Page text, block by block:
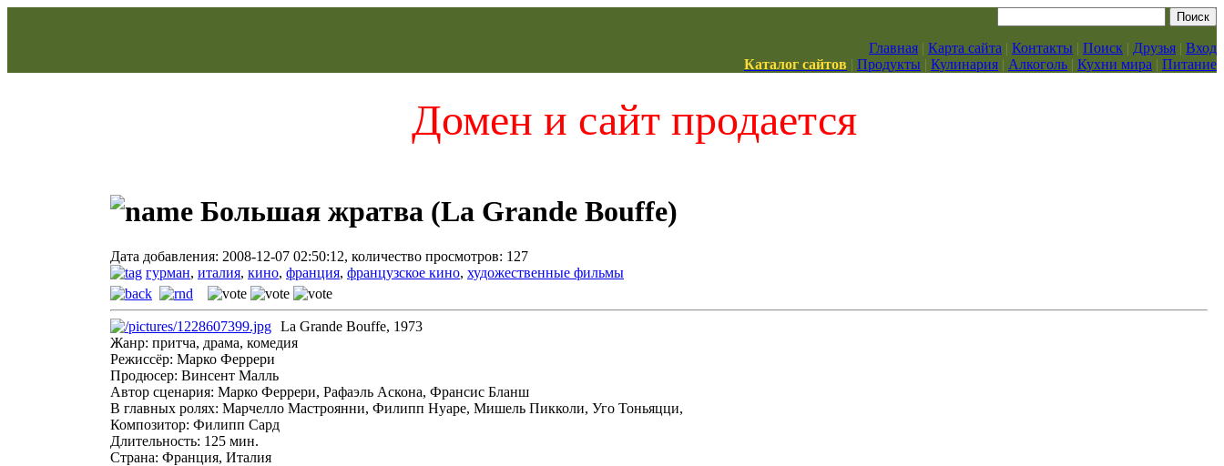
Главная | Карта сайта | Контакты | Поиск | Друзья | Вход
Каталог сайтов | Продукты | Кулинария | Алкоголь | Кухни мира | Питание
Домен и сайт продается
Большая жратва (La Grande Bouffe)
Дата добавления: 2008-12-07 02:50:12, количество просмотров: 127
гурман, италия, кино, франция, французское кино, художественные фильмы
La Grande Bouffe, 1973
Жанр: притча, драма, комедия
Режиссёр: Марко Феррери
Продюсер: Винсент Малль
Автор сценария: Марко Феррери, Рафаэль Аскона, Франсис Бланш
В главных ролях: Марчелло Мастроянни, Филипп Нуаре, Мишель Пикколи, Уго Тоньяцци,
Композитор: Филипп Сард
Длительность: 125 мин.
Страна: Франция, Италия